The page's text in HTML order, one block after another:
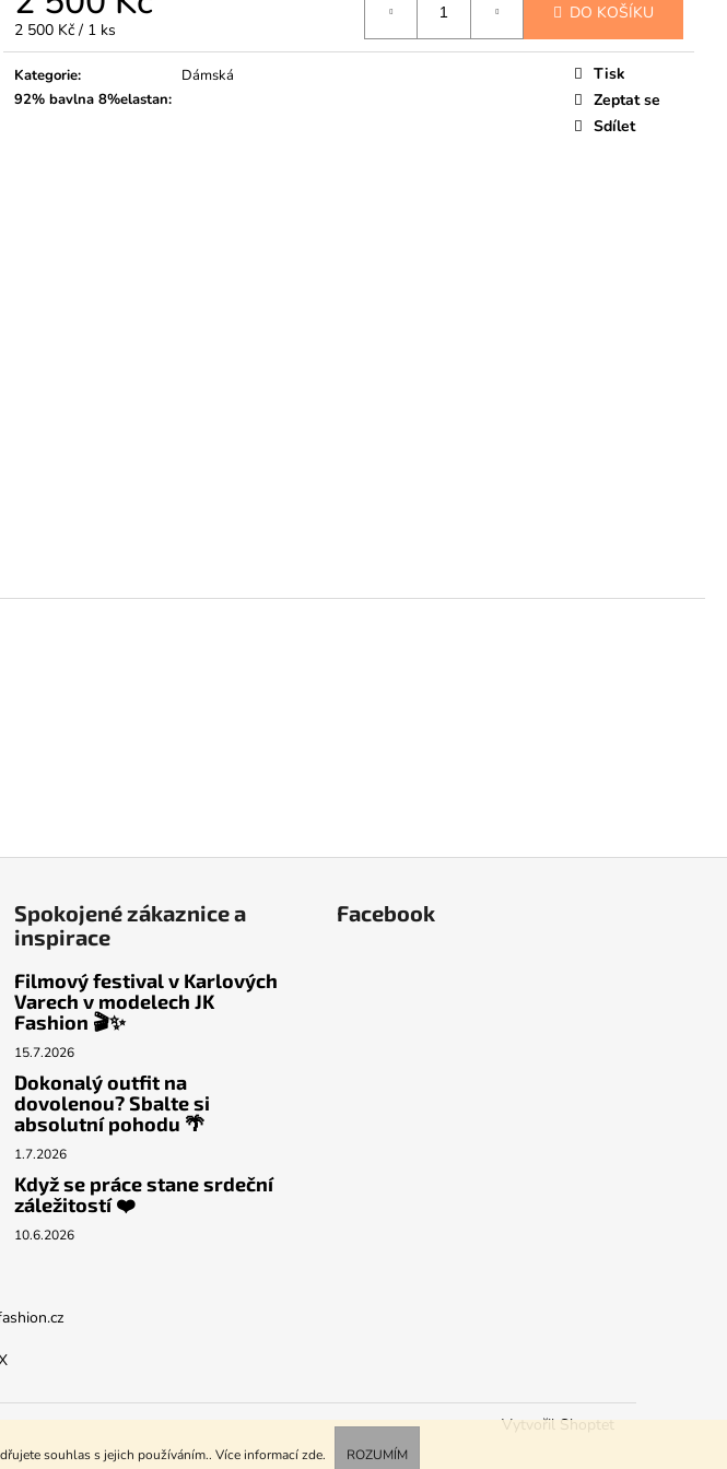
souhlas s jejich používáním.. Více informacízde. ROZUMÍM
Měrná
cena:
2 500 Kč / 1 ks
DO KOŠÍKU
Kategorie:
Dámská
92% bavlna 8%elastan:
Tisk
Zeptat se
Sdílet
Spokojené zákaznice a
inspirace
Filmový festival v Karlových
Varech v modelech JK
Fashion 🎬✨
15.7.2026
Dokonalý outfit na
dovolenou? Sbalte si
absolutní pohodu 🌴
1.7.2026
Když se práce stane srdeční
záležitostí ❤️
10.6.2026
Facebook
Vytvořil Shoptet